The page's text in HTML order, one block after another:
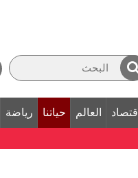
اقتصاد العالم حياتنا رياضة